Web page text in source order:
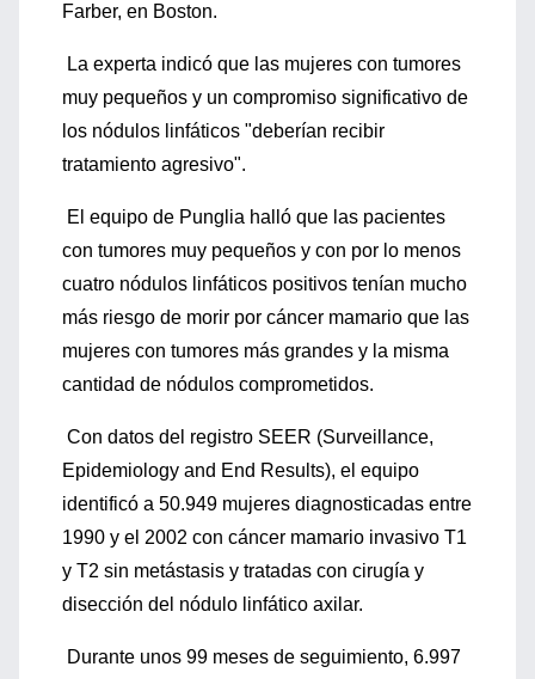
Farber, en Boston.
La experta indicó que las mujeres con tumores
muy pequeños y un compromiso significativo de
los nódulos linfáticos "deberían recibir
tratamiento agresivo".
El equipo de Punglia halló que las pacientes
con tumores muy pequeños y con por lo menos
cuatro nódulos linfáticos positivos tenían mucho
más riesgo de morir por cáncer mamario que las
mujeres con tumores más grandes y la misma
cantidad de nódulos comprometidos.
Con datos del registro SEER (Surveillance,
Epidemiology and End Results), el equipo
identificó a 50.949 mujeres diagnosticadas entre
1990 y el 2002 con cáncer mamario invasivo T1
y T2 sin metástasis y tratadas con cirugía y
disección del nódulo linfático axilar.
Durante unos 99 meses de seguimiento, 6.997